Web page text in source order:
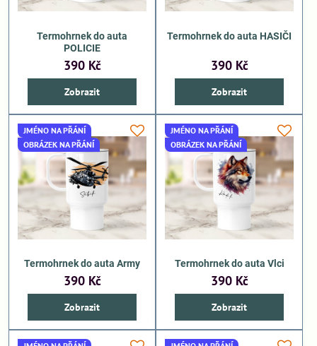
Termohrnek do auta
POLICIE
390 Kč
Zobrazit
Termohrnek do auta HASIČI
390 Kč
Zobrazit
JMÉNO NA PŘÁNÍ
OBRÁZEK NA PŘÁNÍ
Termohrnek do auta Army
390 Kč
Zobrazit
JMÉNO NA PŘÁNÍ
OBRÁZEK NA PŘÁNÍ
Termohrnek do auta Vlci
390 Kč
Zobrazit